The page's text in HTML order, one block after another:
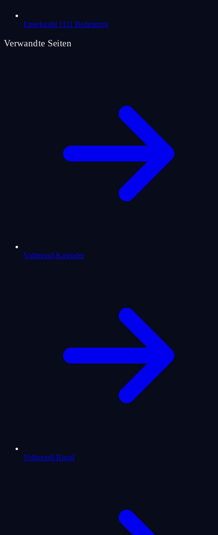
Engelszahl 1111 Bedeutung
Verwandte Seiten
Vollmond-Kalender
Vollmond-Ritual